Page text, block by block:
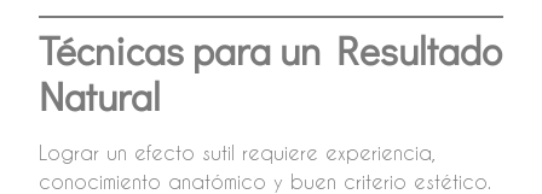
Técnicas para un Resultado
Natural
Lograr un efecto sutil requiere experiencia,
conocimiento anatómico y buen criterio estético.